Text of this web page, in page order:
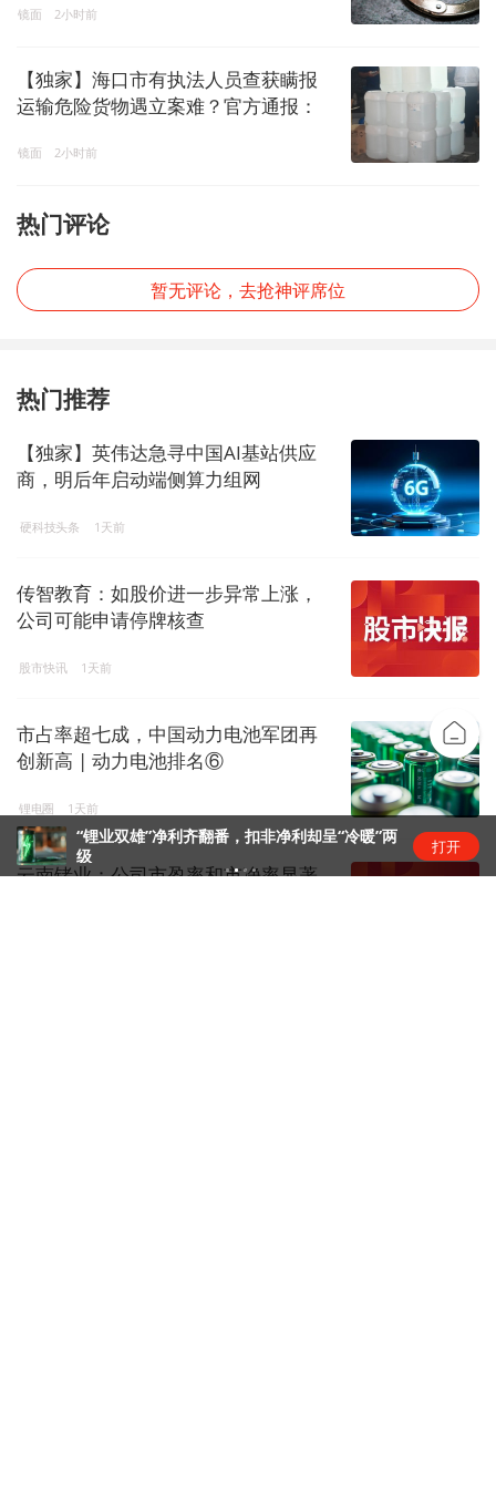
镜面 2小时前
【独家】海口市有执法人员查获瞒报
运输危险货物遇立案难？官方通报：
镜面 2小时前
热门评论
暂无评论，去抢神评席位
热门推荐
【独家】英伟达急寻中国AI基站供应
商，明后年启动端侧算力组网
硬科技头条 1天前
传智教育：如股价进一步异常上涨，
公司可能申请停牌核查
股市快讯 1天前
市占率超七成，中国动力电池军团再
创新高 | 动力电池排名⑥
锂电圈 1天前
云南锗业：公司市盈率和市净率显著
“锂业双雄”净利齐翻番，扣非净利却呈“冷暖”两
级
打开